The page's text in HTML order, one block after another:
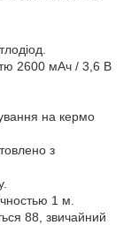
2600 мАч / 3,6 В
на кермо
з
1 м.
88, звичайний